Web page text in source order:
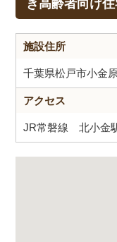
施設住所
千葉県松戸市小金
アクセス
JR常磐線 北小金